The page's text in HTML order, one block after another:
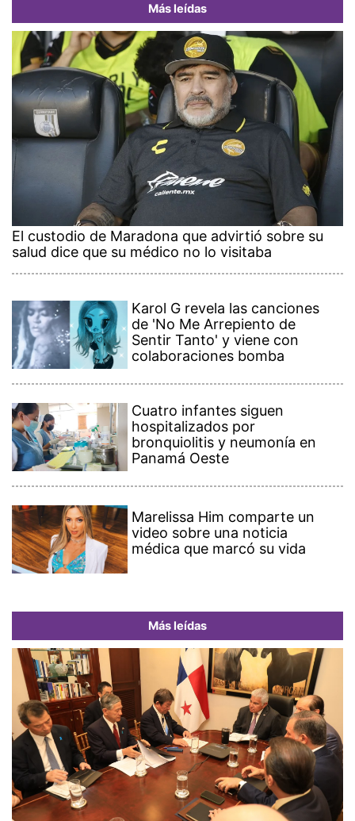
Más leídas
El custodio de Maradona que advirtió sobre su
salud dice que su médico no lo visitaba
Karol G revela las canciones
de 'No Me Arrepiento de
Sentir Tanto' y viene con
colaboraciones bomba
Cuatro infantes siguen
hospitalizados por
bronquiolitis y neumonía en
Panamá Oeste
Marelissa Him comparte un
video sobre una noticia
médica que marcó su vida
Más leídas